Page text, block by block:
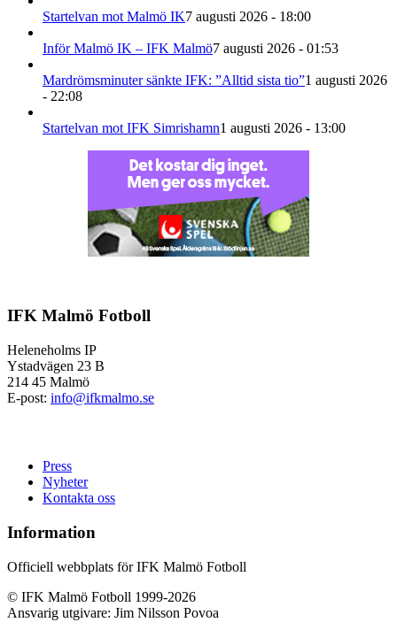
Startelvan mot Malmö IK7 augusti 2026 - 18:00
Inför Malmö IK – IFK Malmö7 augusti 2026 - 01:53
Mardrömsminuter sänkte IFK: ”Alltid sista tio”1 augusti 2026
- 22:08
Startelvan mot IFK Simrishamn1 augusti 2026 - 13:00
IFK Malmö Fotboll
Heleneholms IP
Ystadvägen 23 B
214 45 Malmö
E-post: info@ifkmalmo.se
Press
Nyheter
Kontakta oss
Information
Officiell webbplats för IFK Malmö Fotboll
© IFK Malmö Fotboll 1999-2026
Ansvarig utgivare: Jim Nilsson Povoa